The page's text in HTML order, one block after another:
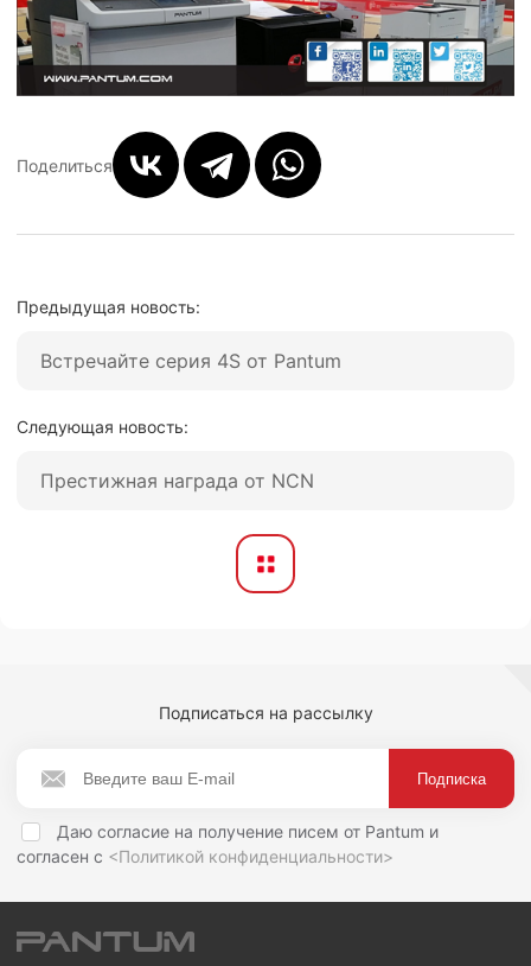
Поделиться
Предыдущая новость:
Встречайте серия 4S от Pantum
Следующая новость:
Престижная награда от NCN
Подписаться на рассылку
Даю согласие на получение писем от Pantum и
согласен с <Политикой конфиденциальности>